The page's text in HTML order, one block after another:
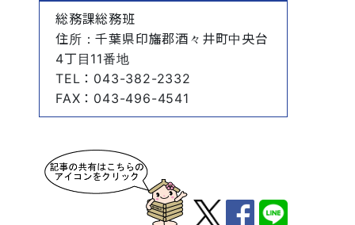
総務課総務班
住所 ：千葉県印旛郡酒々井町中央台
4丁目11番地
TEL ：043-382-2332
FAX ：043-496-4541